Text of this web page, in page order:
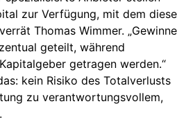
zur Verfügung, mit dem diese
Thomas Wimmer. „Gewinne
geteilt, während
getragen werden.“
kein Risiko des Totalverlusts
zu verantwortungsvollem,